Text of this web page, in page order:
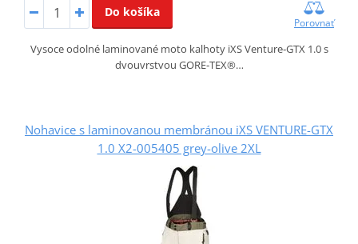
Do košíka
Porovnať
Vysoce odolné laminované moto kalhoty iXS Venture‑GTX 1.0 s
dvouvrstvou GORE‑TEX®…
Nohavice s laminovanou membránou iXS VENTURE-GTX
1.0 X2-005405 grey-olive 2XL